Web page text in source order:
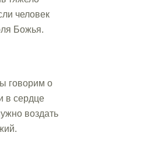
человек
Божья.
говорим о
в сердце
воздать